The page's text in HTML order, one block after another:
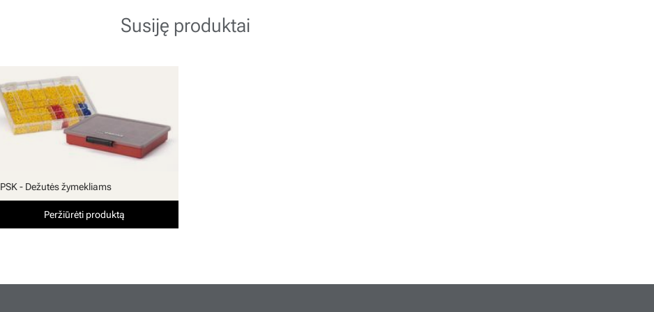
Susiję produktai
PSK - Dežutės žymekliams
Peržiūrėti produktą